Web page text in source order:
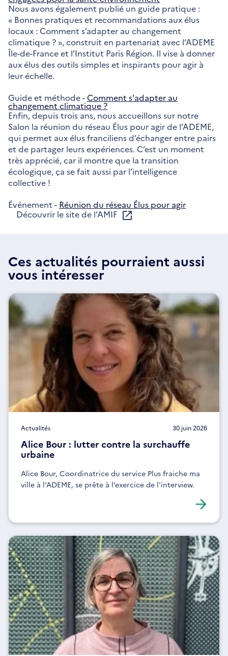
Nous avons également publié un guide pratique :
« Bonnes pratiques et recommandations aux élus
locaux : Comment s’adapter au changement
climatique ? », construit en partenariat avec l’ADEME
Île-de-France et l’Institut Paris Région. Il vise à donner
aux élus des outils simples et inspirants pour agir à
leur échelle.
Guide et méthode -Comment s'adapter au
changement climatique ?
Enfin, depuis trois ans, nous accueillons sur notre
Salon la réunion du réseau Élus pour agir de l’ADEME,
qui permet aux élus franciliens d’échanger entre pairs
et de partager leurs expériences. C’est un moment
très apprécié, car il montre que la transition
écologique, ça se fait aussi par l’intelligence
collective !
Événement - Réunion du réseau Élus pour agir
Découvrir le site de l’AMIF
Ces actualités pourraient aussi
vous intéresser
Actualités 30 juin 2026
Alice Bour : lutter contre la surchauffe
urbaine
Alice Bour, Coordinatrice du service Plus fraiche ma
ville à l’ADEME, se prête à l’exercice de l'interview.